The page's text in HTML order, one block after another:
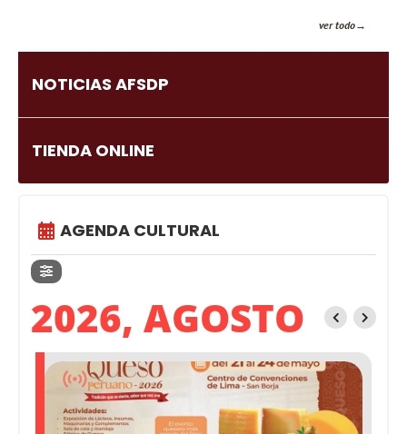
ver todo
NOTICIAS AFSDP
TIENDA ONLINE
AGENDA CULTURAL
2026, AGOSTO